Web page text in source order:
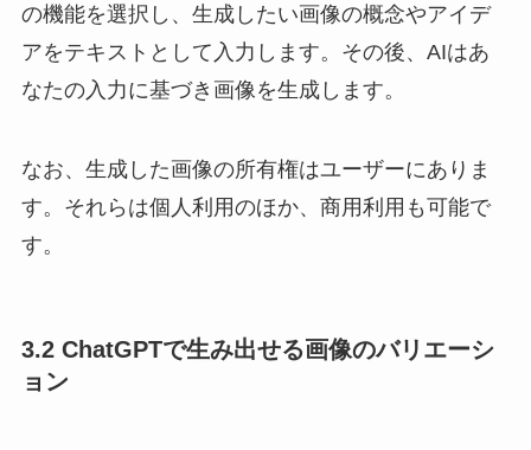
の機能を選択し、生成したい画像の概念やアイデ
アをテキストとして入力します。その後、AIはあ
なたの入力に基づき画像を生成します。
なお、生成した画像の所有権はユーザーにありま
す。それらは個人利用のほか、商用利用も可能で
す。
3.2 ChatGPTで生み出せる画像のバリエーシ
ョン